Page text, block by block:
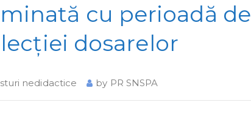
cu perioadă de
dosarelor
nedidactice by PR SNSPA